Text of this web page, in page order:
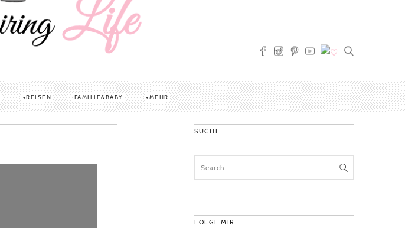
REISEN FAMILIE&BABY MEHR
SUCHE
FOLGE MIR